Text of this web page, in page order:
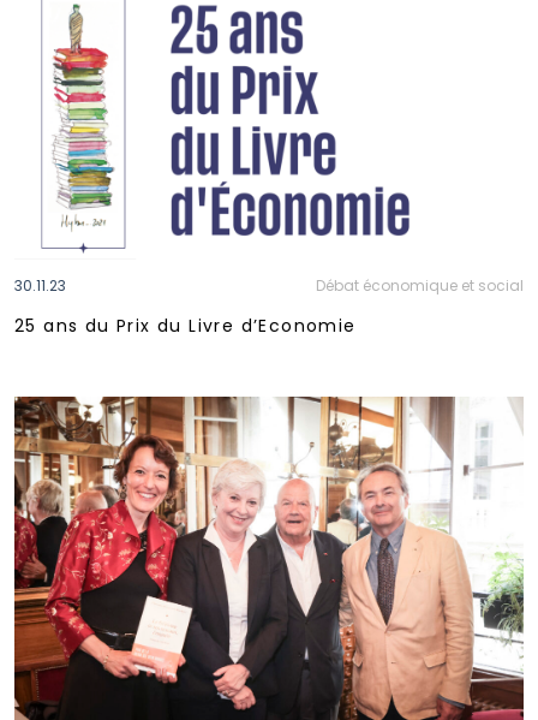
30.11.23 Débat économique et social
25 ans du Prix du Livre d’Economie